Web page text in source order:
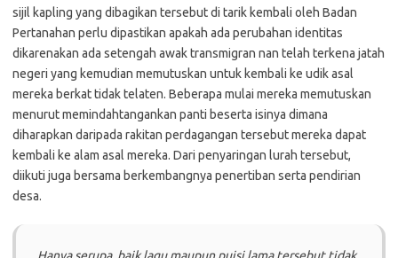
sijil kapling yang dibagikan tersebut di tarik kembali oleh Badan
Pertanahan perlu dipastikan apakah ada perubahan identitas
dikarenakan ada setengah awak transmigran nan telah terkena jatah
negeri yang kemudian memutuskan untuk kembali ke udik asal
mereka berkat tidak telaten. Beberapa mulai mereka memutuskan
menurut memindahtangankan panti beserta isinya dimana
diharapkan daripada rakitan perdagangan tersebut mereka dapat
kembali ke alam asal mereka. Dari penyaringan lurah tersebut,
diikuti juga bersama berkembangnya penertiban serta pendirian
desa.